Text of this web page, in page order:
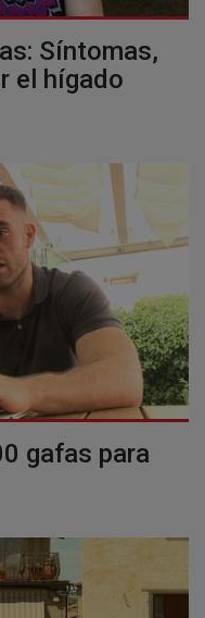
Síntomas,
el hígado
gafas para